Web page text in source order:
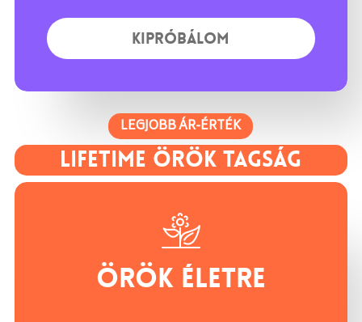
KIPRÓBÁLOM
LEGJOBB ÁR-ÉRTÉK
LIFETIME ÖRÖK TAGSÁG
ÖRÖK ÉLETRE